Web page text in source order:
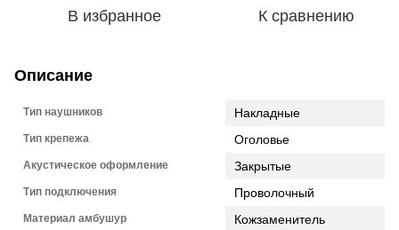
В избранное К сравнению
Описание
Тип наушников Накладные
Тип крепежа Оголовье
Акустическое оформление Закрытые
Тип подключения Проволочный
Материал амбушур Кожзаменитель